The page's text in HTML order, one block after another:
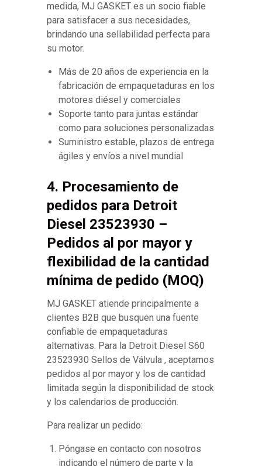
medida, MJ GASKET es un socio fiable
para satisfacer a sus necesidades,
brindando una sellabilidad perfecta para
su motor.
Más de 20 años de experiencia en la
fabricación de empaquetaduras en los
motores diésel y comerciales
Soporte tanto para juntas estándar
como para soluciones personalizadas
Suministro estable, plazos de entrega
ágiles y envíos a nivel mundial
4. Procesamiento de
pedidos para Detroit
Diesel 23523930 –
Pedidos al por mayor y
flexibilidad de la cantidad
mínima de pedido (MOQ)
MJ GASKET atiende principalmente a
clientes B2B que busquen una fuente
confiable de empaquetaduras
alternativas. Para la Detroit Diesel S60
23523930 Sellos de Válvula , aceptamos
pedidos al por mayor y los de cantidad
limitada según la disponibilidad de stock
y los calendarios de producción.
Para realizar un pedido:
Póngase en contacto con nosotros
indicando el número de parte y la